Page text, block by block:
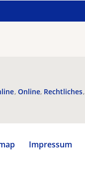
Online Rechtliches
Impressum